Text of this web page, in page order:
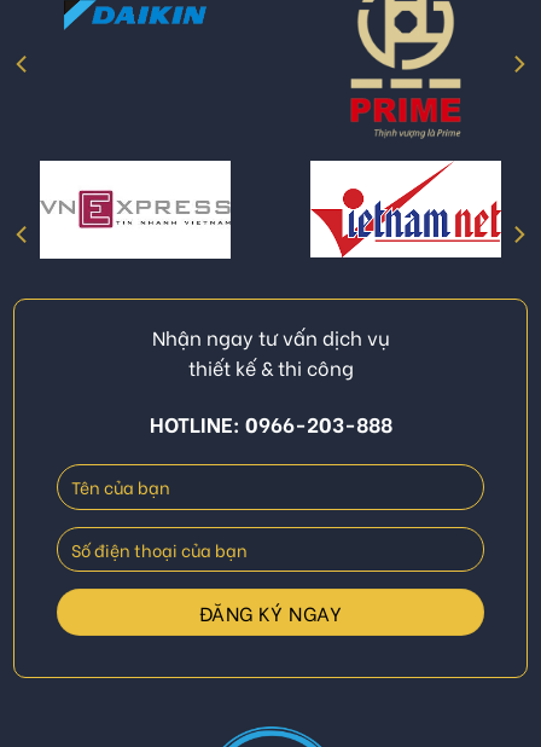
Nhận ngay tư vấn dịch vụ
thiết kế & thi công
HOTLINE: 0966-203-888